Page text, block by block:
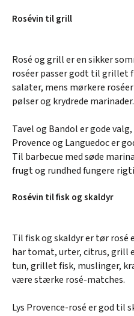
Rosévin til grill
Rosé og grill er en sikker
roséer passer godt til grillet
salater, mens mørkere
pølser og krydrede marinader.
Tavel og Bandol er gode
Provence og Languedoc er
Til barbecue med søde
frugt og rundhed fungere
Rosévin til fisk og skaldyr
Til fisk og skaldyr er tør
har tomat, urter, citrus, grill
tun, grillet fisk, muslinger,
være stærke rosé-matches.
Lys Provence-rosé er god til